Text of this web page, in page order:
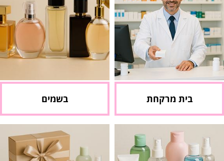
בית מרקחת בשמים